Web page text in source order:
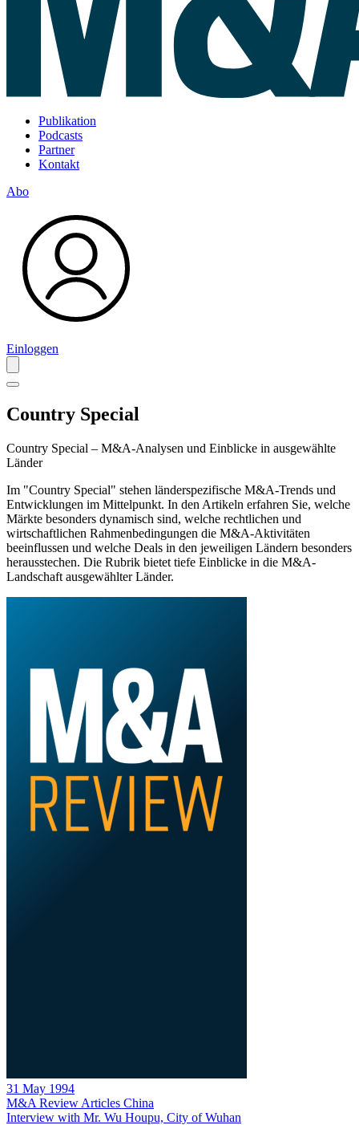
Publikation
Podcasts
Partner
Kontakt
Abo
Einloggen
Country Special
Country Special – M&A-Analysen und Einblicke in ausgewählte
Länder
Im "Country Special" stehen länderspezifische M&A-Trends und
Entwicklungen im Mittelpunkt. In den Artikeln erfahren Sie, welche
Märkte besonders dynamisch sind, welche rechtlichen und
wirtschaftlichen Rahmenbedingungen die M&A-Aktivitäten
beeinflussen und welche Deals in den jeweiligen Ländern besonders
herausstechen. Die Rubrik bietet tiefe Einblicke in die M&A-
Landschaft ausgewählter Länder.
31 May 1994
M&A Review Articles China
Interview with Mr. Wu Houpu, City of Wuhan